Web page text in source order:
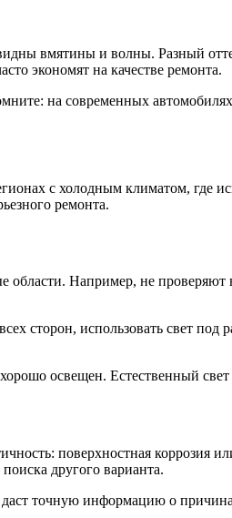
вмятины и волны. Разный
экономят на качестве ремонта.
на современных
с холодным климатом,
ремонта.
Например, не
сторон, использовать свет
освещен. Естественный
поверхностная коррозия
другого варианта.
точную информацию о